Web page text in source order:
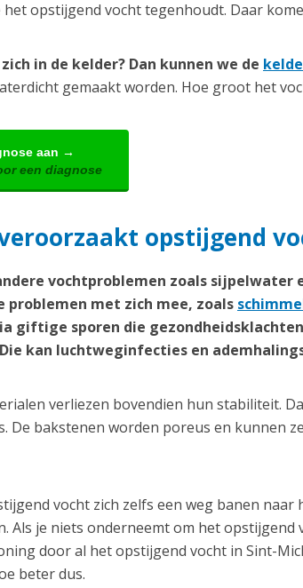
opstijgend vocht tegenhoudt. Daar
in de kelder? Dan kunnen we de
gemaakt worden. Hoe groot het
aan →
een diagnose
opstijgend
vochtproblemen zoals sijpelwater
met zich mee, zoals
giftige sporen die
kan luchtweginfecties en
verliezen bovendien hun stabiliteit.
De bakstenen worden poreus en kunnen
vocht zich zelfs een weg banen
Als je niets onderneemt om het
door al het opstijgend vocht in Sint-
beter dus.